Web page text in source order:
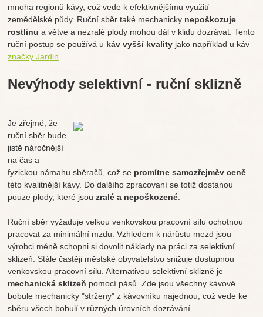
mnoha regionů kávy, což vede k efektivnějšímu využití
zemědělské půdy. Ruční sběr také mechanicky nepoškozuje
rostlinu a větve a nezralé plody mohou dál v klidu dozrávat. Tento
ruční postup se používá u káv vyšší kvality jako například u káv
značky Jardin.
Nevýhody selektivní - ruční sklizně
Je zřejmé, že
ruční sběr bude
jistě náročnější
na čas a
fyzickou námahu sběračů, což se promítne samozřejměv ceně
této kvalitnější kávy. Do dalšího zpracovaní se totiž dostanou
pouze plody, které jsouzralé a nepoškozené.
Ruční sběr vyžaduje velkou venkovskou pracovní sílu ochotnou
pracovat za minimální mzdu. Vzhledem k nárůstu mezd jsou
výrobci méně schopni si dovolit náklady na práci za selektivní
sklizeň. Stále častěji městské obyvatelstvo snižuje dostupnou
venkovskou pracovní sílu. Alternativou selektivní sklizně je
mechanická sklizeň pomocí pásů. Zde jsou všechny kávové
bobule mechanicky "strženy" z kávovníku najednou, což vede ke
sběru všech bobulí v různých úrovních dozrávání.